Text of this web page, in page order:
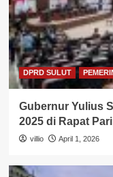
DPRD SULUT
Gubernur Yulius
2025 di Rapat
villio April 1, 2026